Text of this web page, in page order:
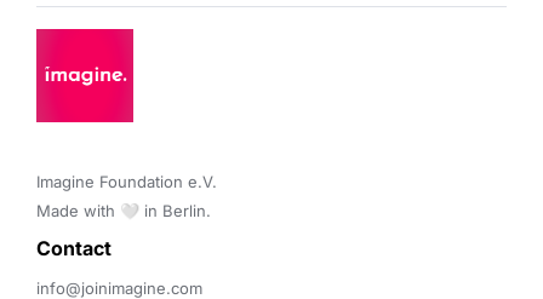
Imagine Foundation e.V.
Made with 🤍 in Berlin.
Contact
info@joinimagine.com